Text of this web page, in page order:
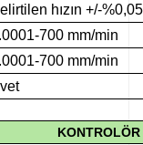
hızın +/-
700 mm/min
700 mm/min